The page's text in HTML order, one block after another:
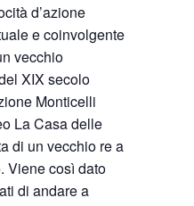
d’azione
e coinvolgente
vecchio
XIX secolo
Monticelli
La Casa delle
di un vecchio re a
Viene così dato
di andare a